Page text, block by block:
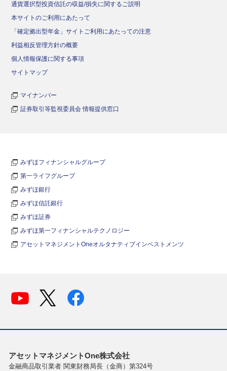
通貨選択型投資信託の収益/損失に関するご説明
本サイトのご利用にあたって
「確定拠出型年金」サイトご利用にあたっての注意
利益相反管理方針の概要
個人情報保護に関する事項
サイトマップ
マイナンバー
証券取引等監視委員会 情報提供窓口
みずほフィナンシャルグループ
第一ライフグループ
みずほ銀行
みずほ信託銀行
みずほ証券
みずほ第一フィナンシャルテクノロジー
アセットマネジメントOneオルタナティブインベストメンツ
アセットマネジメントOne株式会社
金融商品取引業者 関東財務局長（金商）第324号